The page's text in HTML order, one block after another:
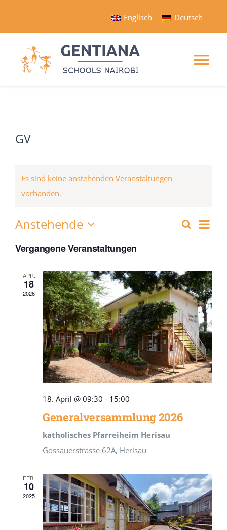
Englisch Deutsch
SCHULEN
GV
Es sind keine anstehenden Veranstaltungen
vorhanden.
Suche
Liste
Anstehende
wählen.
Vergangene Veranstaltungen
APR.
18
2026
18. April @ 09:30 - 15:00
Generalversammlung 2026
katholisches Pfarreiheim Herisau
Gossauerstrasse 62A, Herisau
FEB.
10
2025